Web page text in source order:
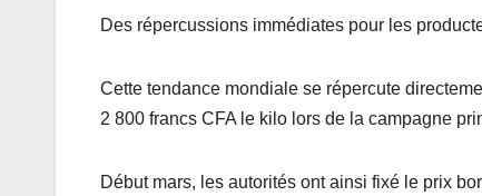
Des répercussions immédiates pour les
Cette tendance mondiale se répercute
2 800 francs CFA le kilo lors de la campagne
Début mars, les autorités ont ainsi fixé le prix